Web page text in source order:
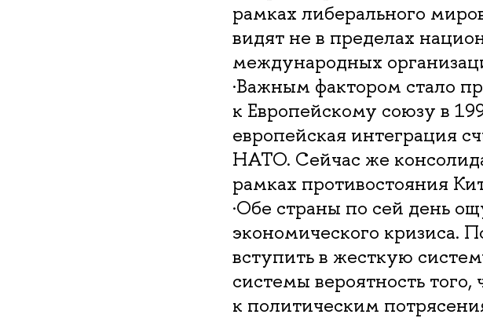
рамках либерального
видят не в пределах
международных
·Важным фактором стало
к Европейскому союзу в
европейская интеграция
НАТО. Сейчас же
рамках противостояния
·Обе страны по сей день
экономического кризиса.
вступить в жесткую
системы вероятность
к политическим